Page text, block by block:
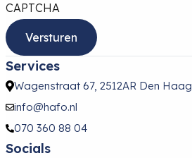
CAPTCHA
Services
Wagenstraat 67, 2512AR Den Haag
info@hafo.nl
070 360 88 04
Socials